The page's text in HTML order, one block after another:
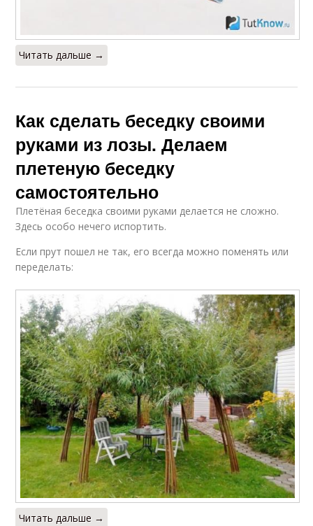
Читать дальше →
Как сделать беседку своими
руками из лозы. Делаем
плетеную беседку
самостоятельно
Плетёная беседка своими руками делается не сложно.
Здесь особо нечего испортить.
Если прут пошел не так, его всегда можно поменять или
переделать:
Читать дальше →